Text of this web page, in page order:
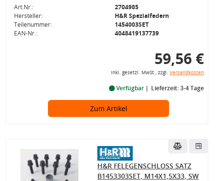
Art.Nr.:
2704985
Hersteller:
H&R Spezialfedern
Teilenummer:
1454003SET
EAN-Nr.:
4048419137739
59,56 €
inkl. gesetzl. MwSt., zzgl. Versandkosten
Verfügbar Lieferzeit: 3-4 Tage
Zum Artikel
H&R FELEGENSCHLOSS SATZ
B1453303SET, M14X1,5X33, SW